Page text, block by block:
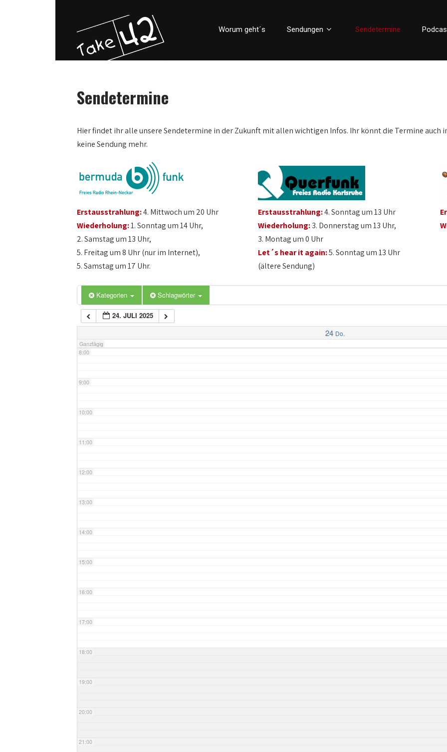
Worum geht´s Sendungen Sendetermine
Sendetermine
Hier findet ihr alle unsere Sendetermine in der Zukunft mit allen wichtigen Infos. Ihr könnt die Termine auch
keine Sendung mehr.
Erstausstrahlung:4. Mittwoch um 20 Uhr
Wiederholung:1. Sonntag um 14 Uhr,
2. Samstag um 13 Uhr,
5. Freitag um 8 Uhr (nur im Internet),
5. Samstag um 17 Uhr.
Erstausstrahlung:4. Sonntag um 13 Uhr
Wiederholung:3. Donnerstag um 13 Uhr,
3. Montag um 0 Uhr
Let´s hear it again:5. Sonntag um 13 Uhr
(ältere Sendung)
Kategorien Schlagwörter
24. JULI 2025
24 Do.
Ganztägig
1:00
2:00
5:00
6:00
7:00
8:00
9:00
10:00
11:00
12:00
13:00
14:00
15:00
16:00
17:00
18:00
19:00
20:00
21:00